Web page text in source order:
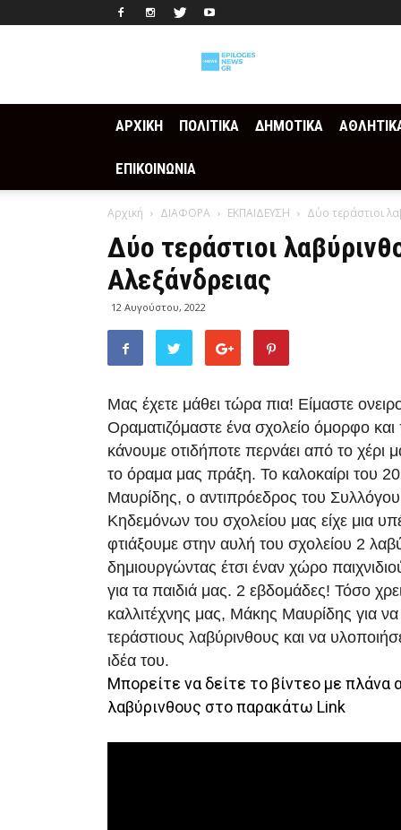
ΑΡΧΙΚΗ ΠΟΛΙΤΙΚΑ ΔΗΜΟΤΙΚΑ
ΕΠΙΚΟΙΝΩΝΙΑ
Αρχική ΔΙΑΦΟΡΑ ΕΚΠΑΙΔΕΥΣΗ Δύο τεράστιοι
Δύο τεράστιοι
Αλεξάνδρειας
12 Αυγούστου, 2022
Μας έχετε μάθει τώρα πια! Είμαστε
Οραματιζόμαστε ένα σχολείο όμορφο και
κάνουμε οτιδήποτε περνάει από το χέρι
το όραμα μας πράξη. Το καλοκαίρι του
Μαυρίδης, ο αντιπρόεδρος του
Κηδεμόνων του σχολείου μας είχε μια
φτιάξουμε στην αυλή του σχολείου 2
δημιουργώντας έτσι έναν χώρο
για τα παιδιά μας. 2 εβδομάδες! Τόσο
καλλιτέχνης μας, Μάκης Μαυρίδης για να
τεράστιους λαβύρινθους και να
ιδέα του.
Μπορείτε να δείτε το βίντεο με πλάνα
λαβύρινθους στο παρακάτω Link